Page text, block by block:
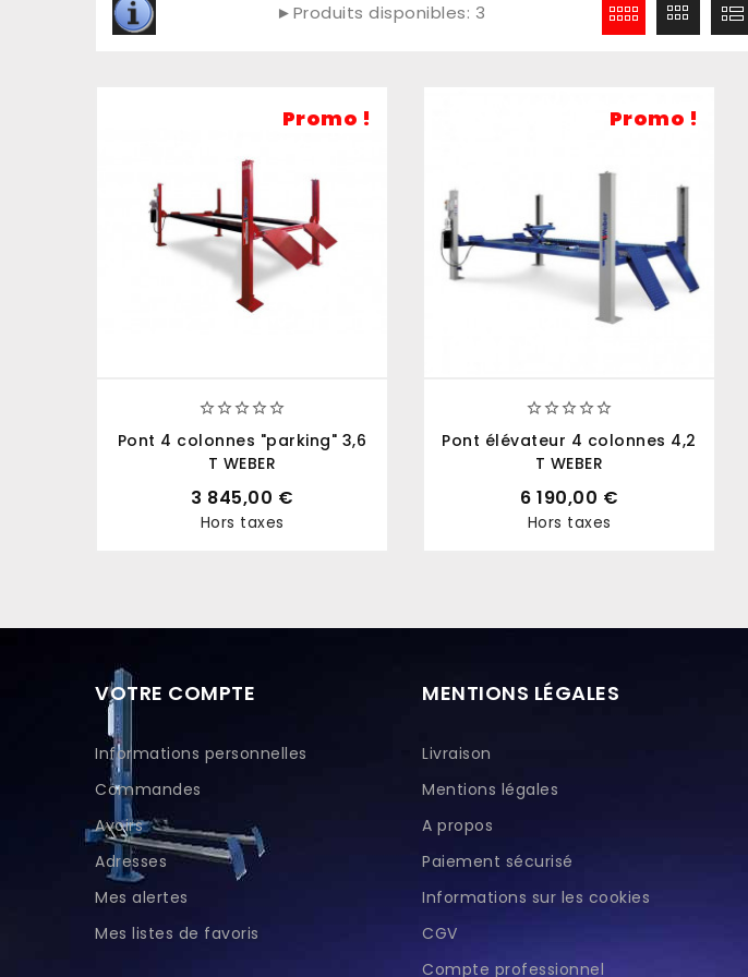
►Produits disponibles: 3
Promo !

Pont 4 colonnes "parking" 3,6
T WEBER
3 845,00 €
Hors taxes
Promo !

Pont élévateur 4 colonnes 4,2
T WEBER
6 190,00 €
Hors taxes
VOTRE COMPTE
Informations personnelles
Commandes
Avoirs
Adresses
Mes alertes
Mes listes de favoris
MENTIONS LÉGALES
Livraison
Mentions légales
A propos
Paiement sécurisé
Informations sur les cookies
CGV
Compte professionnel